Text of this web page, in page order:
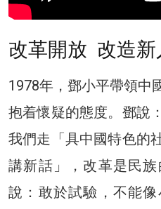
改革開放 改造新
1978年，鄧小平帶領中
抱着懷疑的態度。鄧說
我們走「具中國特色的
講新話」，改革是民
說：敢於試驗，不能